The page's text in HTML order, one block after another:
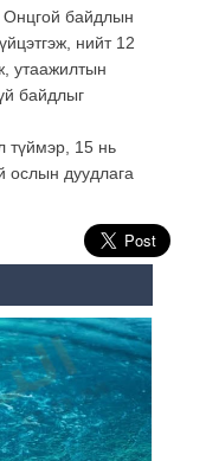
Онцгой байдлын
нийт 12
утаажилтын
байдлыг
түймэр, 15 нь
ослын дуудлага